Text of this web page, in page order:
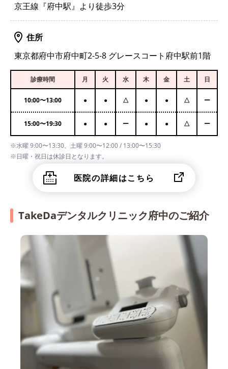
京王線『府中駅』より徒歩3分
住所
東京都府中市府中町2-5-8 グレースコート府中駅前1階
診療時間 月 火 水 木 金 土 日
10:00〜13:00 ● ● △ ● ● △ ー
15:00〜19:30 ● ● ー ● ● △ ー
※水曜 9:00〜13:30、土曜 9:00〜12:00 / 13:00〜15:30
※日曜・祝日は休診日となります。
医院の詳細はこちら
TakeDaデンタルクリニック府中のご紹介